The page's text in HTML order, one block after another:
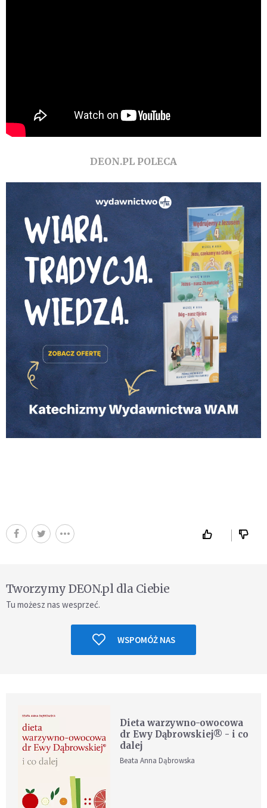
DEON.PL POLECA
Tworzymy DEON.pl dla Ciebie
Tu możesz nas wesprzeć.
WSPOMÓŻ NAS
Dieta warzywno-owocowa
dr Ewy Dąbrowskiej® - i co
dalej
Beata Anna Dąbrowska